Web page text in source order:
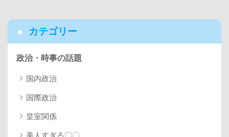
カテゴリー
政治・時事の話題
国内政治
国際政治
皇室関係
美人すぎる〇〇